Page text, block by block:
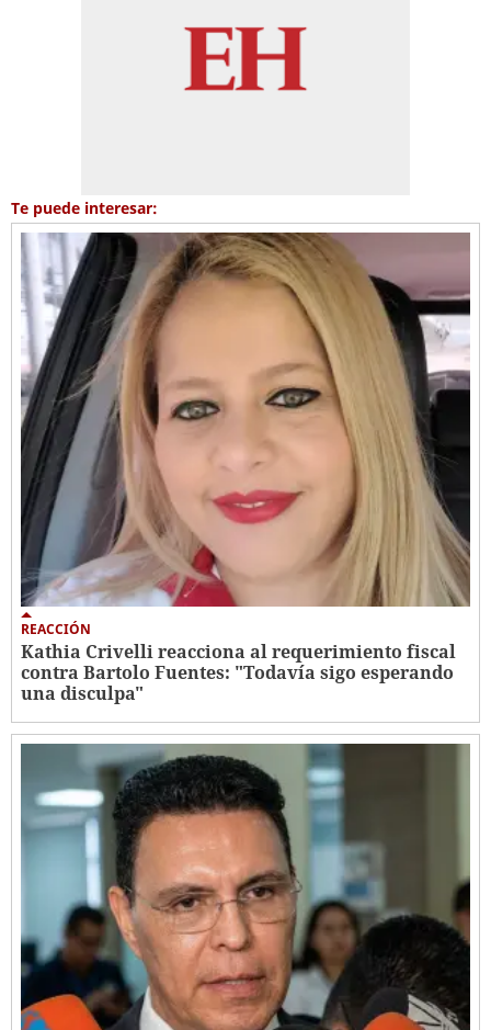
Te puede interesar:
REACCIÓN
Kathia Crivelli reacciona al requerimiento fiscal
contra Bartolo Fuentes: "Todavía sigo esperando
una disculpa"